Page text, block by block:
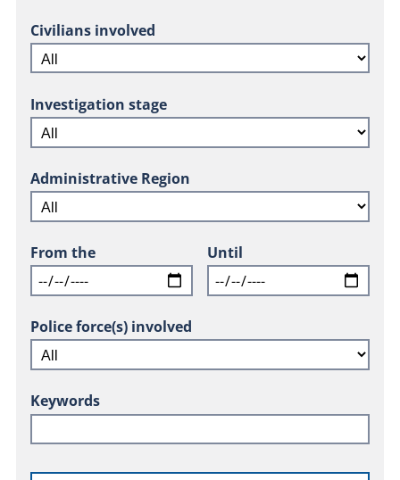
Civilians involved
Investigation stage
Administrative Region
From the Until
Police force(s) involved
Keywords